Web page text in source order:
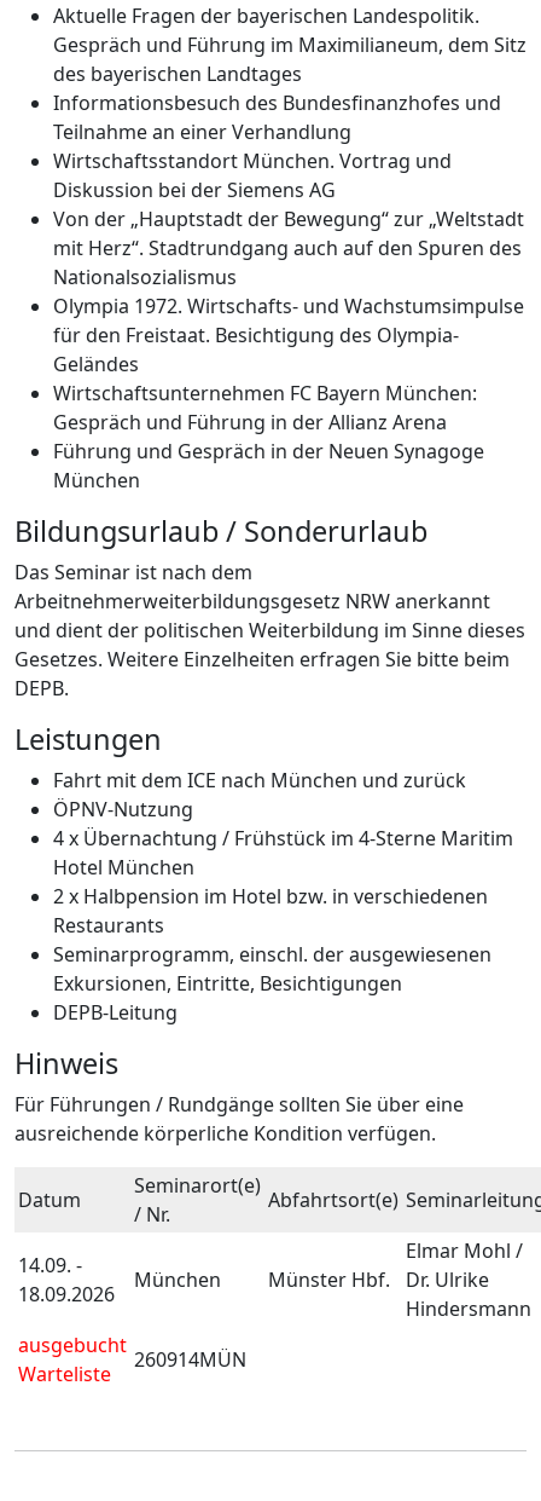
Aktuelle Fragen der bayerischen Landespolitik.
Gespräch und Führung im Maximilianeum, dem Sitz
des bayerischen Landtages
Informationsbesuch des Bundesfinanzhofes und
Teilnahme an einer Verhandlung
Wirtschaftsstandort München. Vortrag und
Diskussion bei der Siemens AG
Von der „Hauptstadt der Bewegung“ zur „Weltstadt
mit Herz“. Stadtrundgang auch auf den Spuren des
Nationalsozialismus
Olympia 1972. Wirtschafts- und Wachstumsimpulse
für den Freistaat. Besichtigung des Olympia-
Geländes
Wirtschaftsunternehmen FC Bayern München:
Gespräch und Führung in der Allianz Arena
Führung und Gespräch in der Neuen Synagoge
München
Bildungsurlaub / Sonderurlaub
Das Seminar ist nach dem
Arbeitnehmerweiterbildungsgesetz NRW anerkannt
und dient der politischen Weiterbildung im Sinne dieses
Gesetzes. Weitere Einzelheiten erfragen Sie bitte beim
DEPB.
Leistungen
Fahrt mit dem ICE nach München und zurück
ÖPNV-Nutzung
4 x Übernachtung / Frühstück im 4-Sterne Maritim
Hotel München
2 x Halbpension im Hotel bzw. in verschiedenen
Restaurants
Seminarprogramm, einschl. der ausgewiesenen
Exkursionen, Eintritte, Besichtigungen
DEPB-Leitung
Hinweis
Für Führungen / Rundgänge sollten Sie über eine
ausreichende körperliche Kondition verfügen.
Datum
Seminarort(e)
/ Nr.
Abfahrtsort(e)
14.09. -
18.09.2026
München Münster Hbf.
Elmar Mohl /
Dr. Ulrike
Hindersmann
ausgebucht
Warteliste
260914MÜN